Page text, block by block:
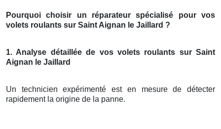
Pourquoi choisir un réparateur spécialisé pour vos
volets roulants sur Saint Aignan le Jaillard ?
1. Analyse détaillée de vos volets roulants sur Saint
Aignan le Jaillard
Un technicien expérimenté est en mesure de détecter
rapidement la origine de la panne.